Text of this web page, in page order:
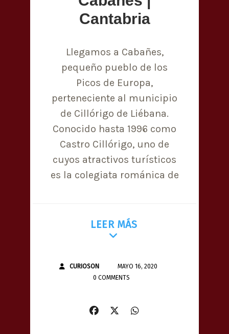
Cantabria
Llegamos a Cabañes,
pequeño pueblo de los
Picos de Europa,
perteneciente al municipio
de Cillórigo de Liébana.
Conocido hasta 1996 como
Castro Cillórigo, uno de
cuyos atractivos turísticos
es la colegiata románica de
LEER MÁS
CURIOSON
MAYO 16, 2020
0 COMMENTS